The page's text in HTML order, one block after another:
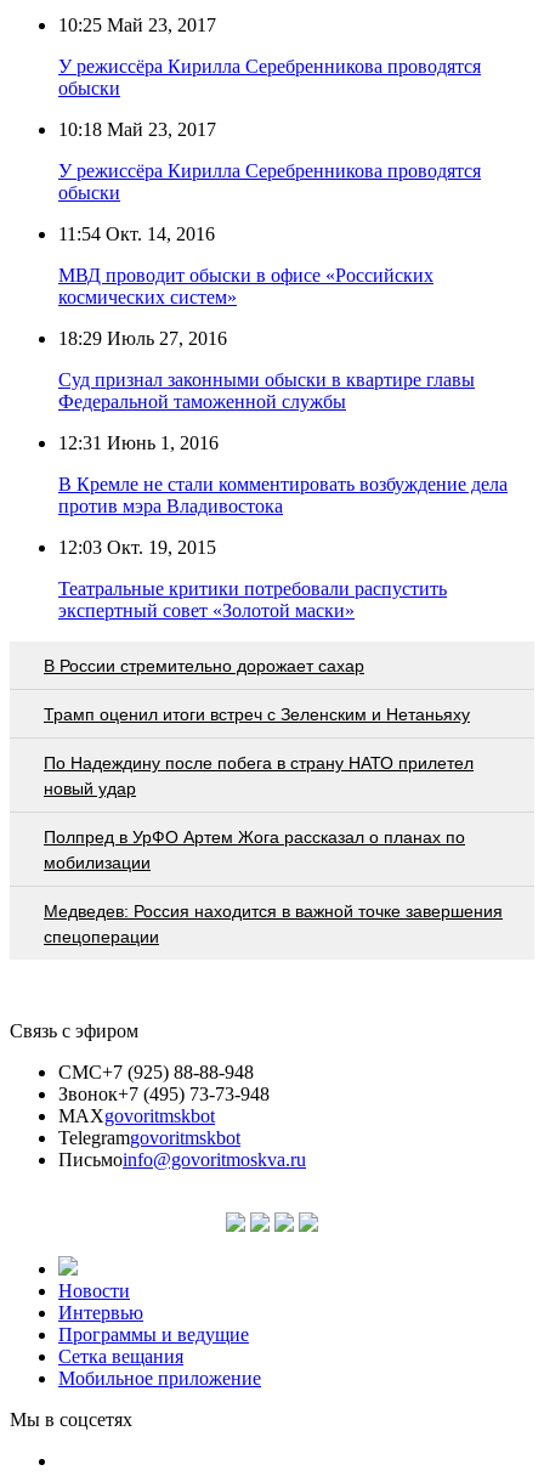
10:25 Май 23, 2017
У режиссёра Кирилла Серебренникова проводятся
обыски
10:18 Май 23, 2017
У режиссёра Кирилла Серебренникова проводятся
обыски
11:54 Окт. 14, 2016
МВД проводит обыски в офисе «Российских
космических систем»
18:29 Июль 27, 2016
Суд признал законными обыски в квартире главы
Федеральной таможенной службы
12:31 Июнь 1, 2016
В Кремле не стали комментировать возбуждение дела
против мэра Владивостока
12:03 Окт. 19, 2015
Театральные критики потребовали распустить
экспертный совет «Золотой маски»
В России стремительно дорожает сахар
Трамп оценил итоги встреч с Зеленским и Нетаньяху
По Надеждину после побега в страну НАТО прилетел
новый удар
Полпред в УрФО Артем Жога рассказал о планах по
мобилизации
Медведев: Россия находится в важной точке завершения
спецоперации
Связь с эфиром
СМС+7 (925) 88-88-948
Звонок+7 (495) 73-73-948
MAXgovoritmskbot
Telegramgovoritmskbot
Письмоinfo@govoritmoskva.ru
Новости
Интервью
Программы и ведущие
Сетка вещания
Мобильное приложение
Мы в соцсетях